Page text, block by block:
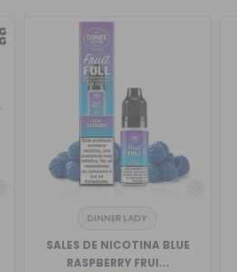
DINNER LADY
SALES DE NICOTINA BLUE
RASPBERRY FRUI...